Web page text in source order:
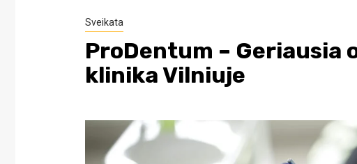
Sveikata
ProDentum – Geriausia
klinika Vilniuje